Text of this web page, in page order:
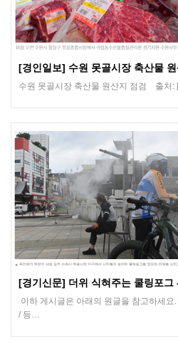
[경인일보] 수원 못골시장 축산물
수원 못골시장 축산물 원산지 점검 출처:
[경기신문] 더위 식혀주는 쿨링포그
이하 게시글은 아래의 원글을 참고하세
/ 등…